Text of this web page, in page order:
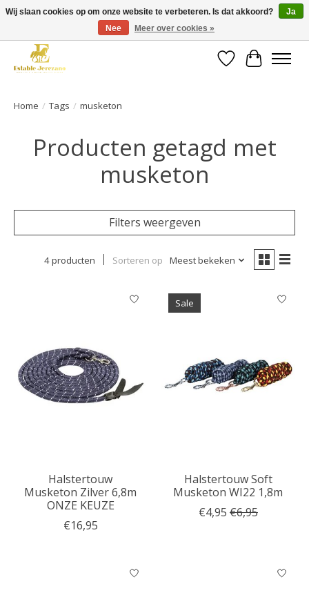
Gratis verzending vanaf €49 op een groot deel van ons assortiment
Verlanglijst
Home / Tags / musketon
Producten getagd met
musketon
Filters weergeven
4 producten Sorteren op Meest bekeken
Halstertouw
Musketon Zilver 6,8m
ONZE KEUZE
€16,95
Sale
Halstertouw Soft
Musketon WI22 1,8m
€4,95 €6,95
Wij slaan cookies op om onze website te verbeteren. Is dat akkoord?
Ja
Nee
Meer over cookies »